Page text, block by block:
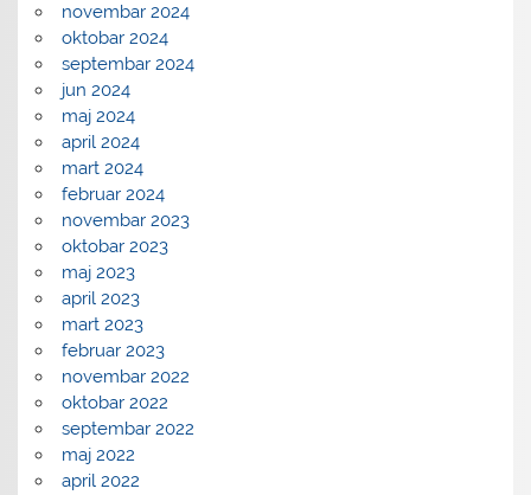
novembar 2024
oktobar 2024
septembar 2024
jun 2024
maj 2024
april 2024
mart 2024
februar 2024
novembar 2023
oktobar 2023
maj 2023
april 2023
mart 2023
februar 2023
novembar 2022
oktobar 2022
septembar 2022
maj 2022
april 2022